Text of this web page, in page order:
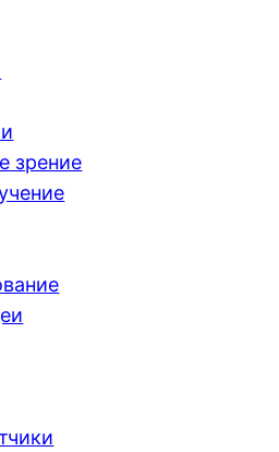
зрение